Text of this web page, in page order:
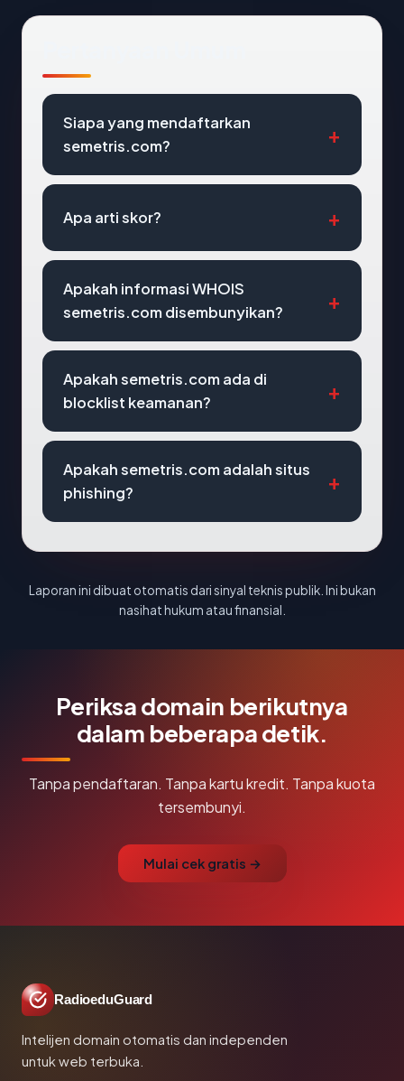
Siapa yang mendaftarkan
semetris.com?
Apa arti skor?
Apakah informasi WHOIS
semetris.com disembunyikan?
Apakah semetris.com ada di
blocklist keamanan?
Apakah semetris.com adalah situs
phishing?
Laporan ini dibuat otomatis dari sinyal teknis publik. Ini bukan
nasihat hukum atau finansial.
Periksa domain berikutnya
dalam beberapa detik.
Tanpa pendaftaran. Tanpa kartu kredit. Tanpa kuota
tersembunyi.
Mulai cek gratis →
RadioeduGuard
Intelijen domain otomatis dan independen
untuk web terbuka.